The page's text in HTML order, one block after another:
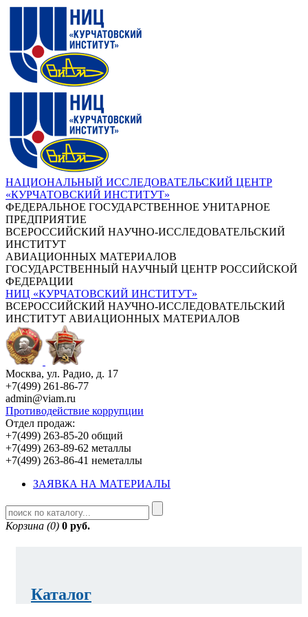
НАЦИОНАЛЬНЫЙ ИССЛЕДОВАТЕЛЬСКИЙ ЦЕНТР
«КУРЧАТОВСКИЙ ИНСТИТУТ»
ФЕДЕРАЛЬНОЕ ГОСУДАРСТВЕННОЕ УНИТАРНОЕ
ПРЕДПРИЯТИЕ
ВСЕРОССИЙСКИЙ НАУЧНО-ИССЛЕДОВАТЕЛЬСКИЙ
ИНСТИТУТ
АВИАЦИОННЫХ МАТЕРИАЛОВ
ГОСУДАРСТВЕННЫЙ НАУЧНЫЙ ЦЕНТР РОССИЙСКОЙ
ФЕДЕРАЦИИ
НИЦ «КУРЧАТОВСКИЙ ИНСТИТУТ»
ВСЕРОССИЙСКИЙ НАУЧНО-ИССЛЕДОВАТЕЛЬСКИЙ
ИНСТИТУТ АВИАЦИОННЫХ МАТЕРИАЛОВ
Москва, ул. Радио, д. 17
+7(499) 261-86-77
admin@viam.ru
Противодействие коррупции
Отдел продаж:
+7(499) 263-85-20 общий
+7(499) 263-89-62 металлы
+7(499) 263-86-41 неметаллы
ЗАЯВКА НА МАТЕРИАЛЫ
Корзина (0) 0 руб.
Каталог